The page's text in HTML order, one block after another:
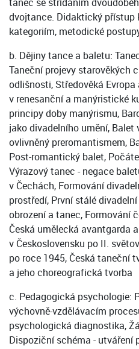
dvojtance. Didaktický přístup
kategoriím, metodické
b. Dějiny tance a baletu:
Taneční projevy starověkých
odlišnosti, Středověká
v renesanční a manýristické
principy doby manýrismu,
jako divadelního umění,
ovlivněný preromantismem,
Post-romantický balet,
Výrazový tanec - negace
v Čechách, Formování
prostředí, První stálé
obrození a tanec, Formování
Česká umělecká avantgarda
v Československu po II.
po roce 1945, Česká taneční
a jeho choreografická tvorba
c. Pedagogická psychologie:
výchovně-vzdělávacím
psychologická diagnostika,
Dispoziční schéma - utváření